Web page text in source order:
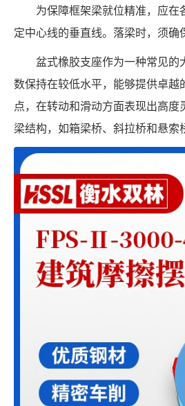
为保障框架梁就位精准，应
定中心线的垂直线。落梁时，须
盆式橡胶支座作为一种常见的
数保持在较低水平，能够提供卓
点，在转动和滑动方面表现出高
梁结构，如箱梁桥、斜拉桥和悬